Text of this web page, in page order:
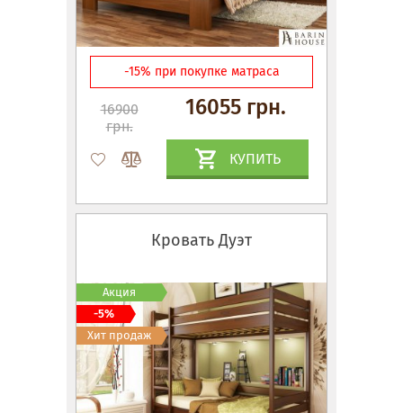
-15% при покупке матраса
16900
грн.
16055 грн.
КУПИТЬ
Кровать Дуэт
Акция
-5%
Хит продаж